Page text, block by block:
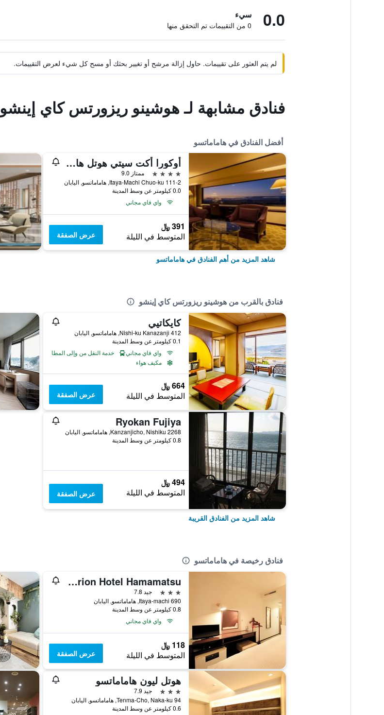
0.0 سيء
0 من التقييمات تم التحقق منها
لم يتم العثور على تقييمات. حاول إزالة مرشح أو تغيير بحثك أو مسح كل شيء لعرض التقييمات.
فنادق مشابهة لـ هوشينو ريزورتس كاي إينشو
أفضل الفنادق في هاماماتسو
أوكورا أكت سيتي هوتل هاماماتسو
4 نجوم
ممتاز 9.0
111-2 Itaya-Machi Chuo-ku, هاماماتسو, اليابان
0.0 كيلومتر عن وسط المدينة
واي فاي مجاني
391 ﷼
المتوسط في الليلة عرض الصفقة
شاهد المزيد من أهم الفنادق في هاماماتسو
فنادق بالقرب من هوشينو ريزورتس كاي إينشو
كايكاتيي
Nishi-ku Kanazanji 412, هاماماتسو, اليابان
0.1 كيلومتر عن وسط المدينة
واي فاي مجاني
خدمة النقل من وإلى المطار
مكيف هواء
664 ﷼
المتوسط في الليلة عرض الصفقة
Ryokan Fujiya
2268 Kanzanjicho, Nishiku, هاماماتسو, اليابان
0.8 كيلومتر عن وسط المدينة
494 ﷼
المتوسط في الليلة عرض الصفقة
شاهد المزيد من الفنادق القريبة
فنادق رخيصة في هاماماتسو
Centurion Hotel Hamamatsu
3 نجوم
جيد 7.8
Itaya-machi 690, هاماماتسو, اليابان
0.8 كيلومتر عن وسط المدينة
واي فاي مجاني
118 ﷼
المتوسط في الليلة عرض الصفقة
هوتل ليون هاماماتسو
3 نجوم
جيد 7.9
94 Tenma-Cho, Naka-ku, هاماماتسو, اليابان
0.6 كيلومتر عن وسط المدينة